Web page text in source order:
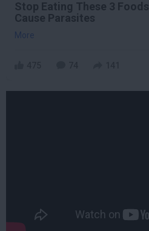
Stop Eating These 3
Cause Parasites
More